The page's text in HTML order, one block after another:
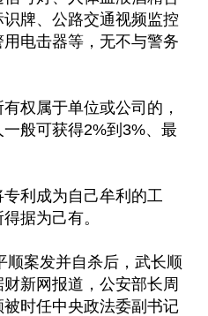
牌、公路交通视频监控
电击器等，无不与警务
权属于单位或公司的，
般可获得2%到3%、最
利成为自己牟利的工
据为己有。
顺案发并自杀后，武长顺
新网报道，公安部长周
时任中央政法委副书记